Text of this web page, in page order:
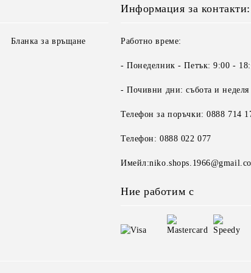
Бланка за връщане
Информация за контакти:
Работно време:
- Понеделник - Петък: 9:00 -
- Почивни дни: събота и неделя
Телефон за поръчки: 0888 714
Телефон: 0888 022 077
Ние работим с